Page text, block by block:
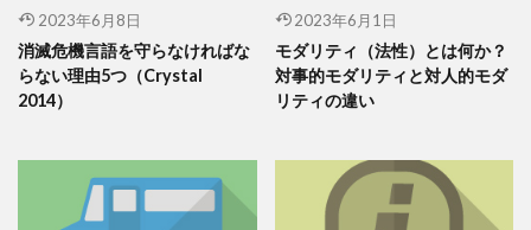
2023年6月8日
消滅危機言語を守らなければな
らない理由5つ（Crystal
2014）
2023年6月1日
モダリティ（法性）とは何か？
対事的モダリティと対人的モダ
リティの違い